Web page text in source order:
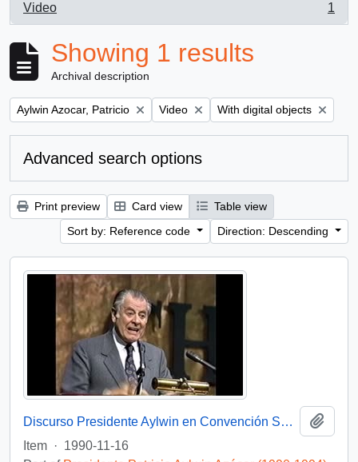
Video
, 1 results
1
Showing 1 results
Archival description
Remove filter:
Aylwin Azocar, Patricio Remove filter:
Video Remove filter:
With digital objects
Advanced search options
Print preview Card view
Table view
Sort by: Reference code
Direction: Descending
Discurso Presidente Aylwin en Convención Santiago: Video
Item · 1990-11-16